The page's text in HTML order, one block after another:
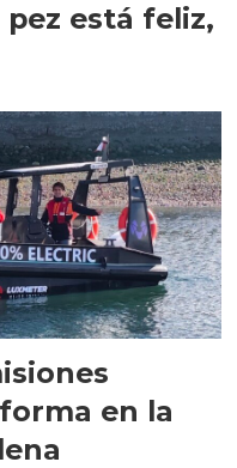
está feliz,
en la